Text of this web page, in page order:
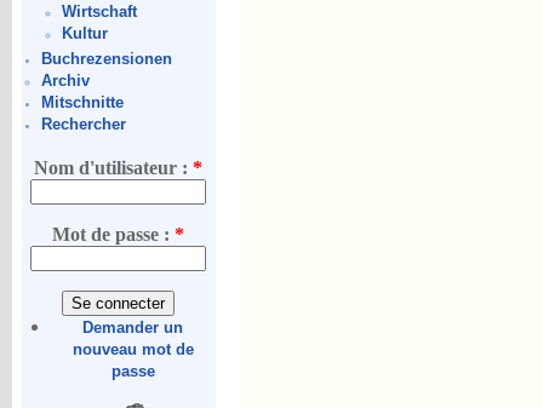
Wirtschaft
Kultur
Buchrezensionen
Archiv
Mitschnitte
Rechercher
Nom d'utilisateur :*
Mot de passe :*
Demander un
nouveau mot de
passe